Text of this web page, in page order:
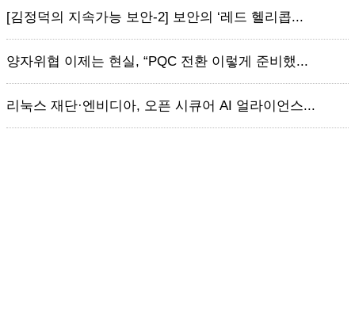
[김정덕의 지속가능 보안-2] 보안의 ‘레드 헬리콥...
양자위협 이제는 현실, “PQC 전환 이렇게 준비했...
리눅스 재단·엔비디아, 오픈 시큐어 AI 얼라이언스...